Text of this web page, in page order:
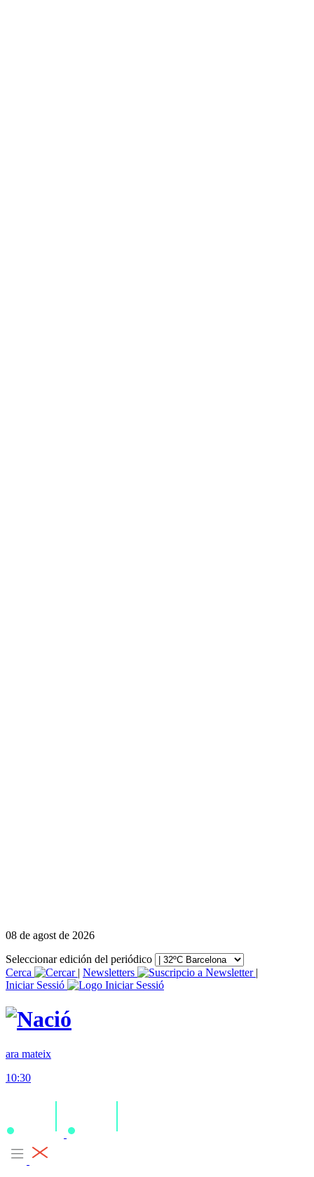
08 de agost de 2026
Seleccionar edición del periódico
Cerca
| Newsletters
|
Iniciar Sessió
ara mateix
10:30